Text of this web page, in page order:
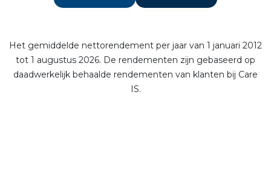
Het gemiddelde nettorendement per jaar van 1 januari 2012
tot 1 augustus 2026. De rendementen zijn gebaseerd op
daadwerkelijk behaalde rendementen van klanten bij Care
IS.